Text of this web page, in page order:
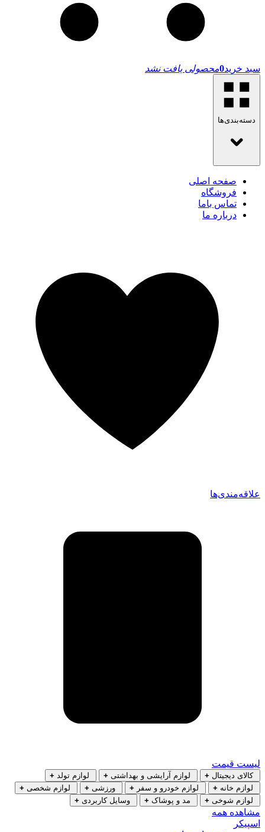
سبد خرید0محصولی یافت نشد
دسته‌بندی‌ها
صفحه اصلی
فروشگاه
تماس باما
درباره ما
علاقه‌مندی‌ها
لیست قیمت
کالای دیجیتال + لوازم آرایشی و بهداشتی + لوازم تولد +
لوازم خانه + لوازم خودرو و سفر + ورزشی + لوازم شخصی +
لوازم شوخی + مد و پوشاک + وسایل کاربردی +
مشاهده همه
اسپیکر